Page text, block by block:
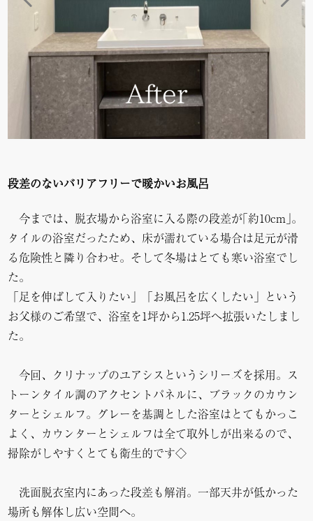
段差のないバリアフリーで暖かいお風呂
今までは、脱衣場から浴室に入る際の段差が｢約10cm｣。
タイルの浴室だったため、床が濡れている場合は足元が滑
る危険性と隣り合わせ。そして冬場はとても寒い浴室でし
た。
「足を伸ばして入りたい」「お風呂を広くしたい」という
お父様のご希望で、浴室を1坪から1.25坪へ拡張いたしまし
た。
今回、クリナップのユアシスというシリーズを採用。ス
トーンタイル調のアクセントパネルに、ブラックのカウン
ターとシェルフ。グレーを基調とした浴室はとてもかっこ
よく、カウンターとシェルフは全て取外しが出来るので、
掃除がしやすくとても衛生的です◇
洗面脱衣室内にあった段差も解消。一部天井が低かった
場所も解体し広い空間へ。